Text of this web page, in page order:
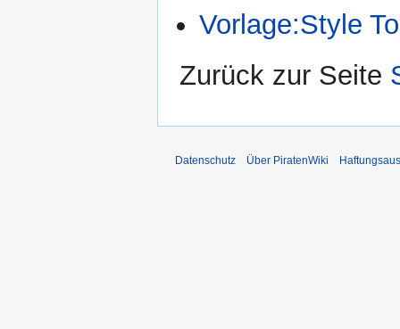
Vorlage:Style
Zurück zur Seite
Datenschutz Über PiratenWiki